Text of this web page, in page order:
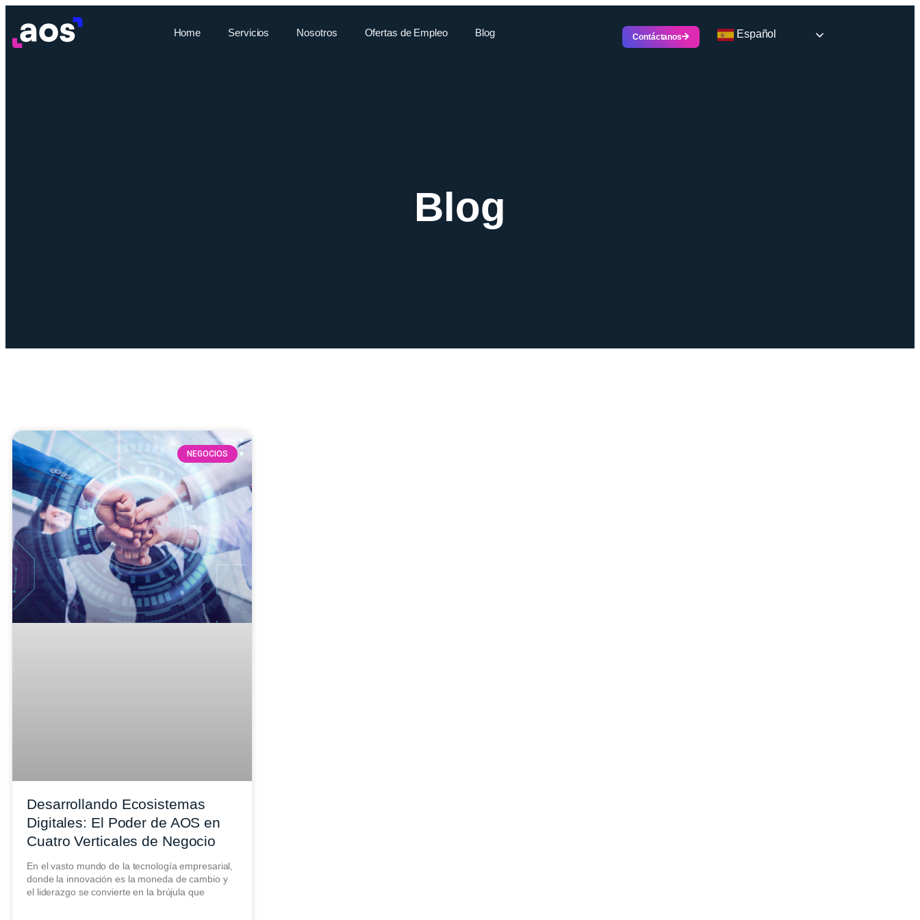
Home Servicios Nosotros Ofertas de Empleo Blog Contáctanos Español
Blog
NEGOCIOS
Desarrollando Ecosistemas
Digitales: El Poder de AOS en
Cuatro Verticales de Negocio
En el vasto mundo de la tecnología empresarial,
donde la innovación es la moneda de cambio y
el liderazgo se convierte en la brújula que